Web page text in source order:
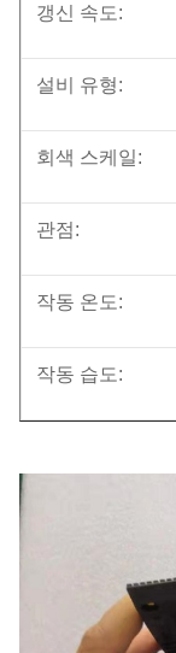
갱신 속도:
설비 유형:
회색 스케일:
관점:
작동 온도:
작동 습도: